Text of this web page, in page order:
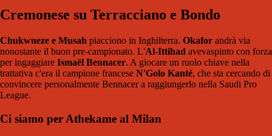
Cremonese su Terracciano e Bondo
Chukwueze e Musah piacciono in Inghilterra. Okafor andrà via
nonostante il buon pre-campionato. L'Al-Ittihad avevaspinto con forza
per ingaggiare Ismaël Bennacer. A giocare un ruolo chiave nella
trattativa c'era il campione francese N'Golo Kanté, che sta cercando di
convincere personalmente Bennacer a raggiungerlo nella Saudi Pro
League.
Ci siamo per Athekame al Milan